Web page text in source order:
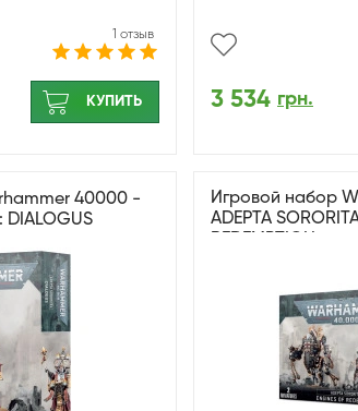
1 отзыв
КУПИТЬ 3 534 грн.
40000 -
DIALOGUS
Игровой набор
ADEPTA